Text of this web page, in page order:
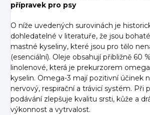
přípravek pro psy
O níže uvedených surovinách je
dohledatelné v literatuře, že jsou
mastné kyseliny, které jsou pro tělo
(esenciální). Oleje obsahují přibližně 60
linolenové, která je prekurzorem
kyselin. Omega-3 mají pozitivní účinek
nervový, respirační a trávicí systém. Při
podávání zlepšuje kvalitu srsti, kůže a
výkonnost a vytrvalost.